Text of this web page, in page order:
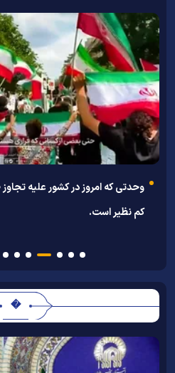
کشور علیه تجاوز صهیونیست‌ها شکل
�